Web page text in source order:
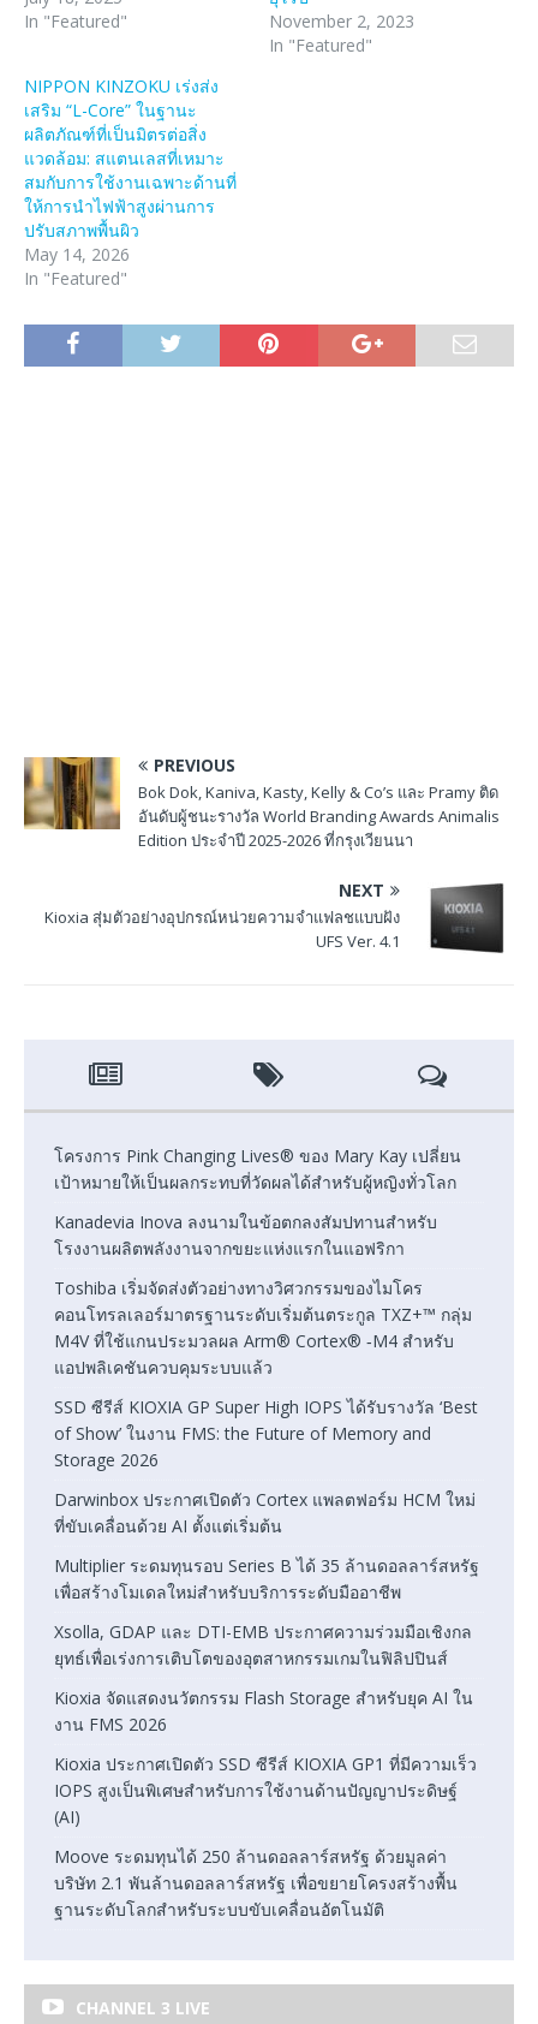
In "Featured"
November 2, 2023
In "Featured"
NIPPON KINZOKU เร่งส่ง
เสริม “L-Core” ในฐานะ
ผลิตภัณฑ์ที่เป็นมิตรต่อสิ่ง
แวดล้อม: สแตนเลสที่เหมาะ
สมกับการใช้งานเฉพาะด้านที่
ให้การนำไฟฟ้าสูงผ่านการ
ปรับสภาพพื้นผิว
May 14, 2026
In "Featured"
PREVIOUS
Bok Dok, Kaniva, Kasty, Kelly & Co’s และ Pramy ติด
อันดับผู้ชนะรางวัล World Branding Awards Animalis
Edition ประจำปี 2025-2026 ที่กรุงเวียนนา
NEXT
Kioxia สุ่มตัวอย่างอุปกรณ์หน่วยความจำแฟลชแบบฝัง
UFS Ver. 4.1
โครงการ Pink Changing Lives® ของ Mary Kay เปลี่ยน
เป้าหมายให้เป็นผลกระทบที่วัดผลได้สำหรับผู้หญิงทั่วโลก
Kanadevia Inova ลงนามในข้อตกลงสัมปทานสำหรับ
โรงงานผลิตพลังงานจากขยะแห่งแรกในแอฟริกา
Toshiba เริ่มจัดส่งตัวอย่างทางวิศวกรรมของไมโคร
คอนโทรลเลอร์มาตรฐานระดับเริ่มต้นตระกูล TXZ+™ กลุ่ม
M4V ที่ใช้แกนประมวลผล Arm® Cortex® ‑M4 สำหรับ
แอปพลิเคชันควบคุมระบบแล้ว
SSD ซีรีส์ KIOXIA GP Super High IOPS ได้รับรางวัล ‘Best
of Show’ ในงาน FMS: the Future of Memory and
Storage 2026
Darwinbox ประกาศเปิดตัว Cortex แพลตฟอร์ม HCM ใหม่
ที่ขับเคลื่อนด้วย AI ตั้งแต่เริ่มต้น
Multiplier ระดมทุนรอบ Series B ได้ 35 ล้านดอลลาร์สหรัฐ
เพื่อสร้างโมเดลใหม่สำหรับบริการระดับมืออาชีพ
Xsolla, GDAP และ DTI-EMB ประกาศความร่วมมือเชิงกล
ยุทธ์เพื่อเร่งการเติบโตของอุตสาหกรรมเกมในฟิลิปปินส์
Kioxia จัดแสดงนวัตกรรม Flash Storage สำหรับยุค AI ใน
งาน FMS 2026
Kioxia ประกาศเปิดตัว SSD ซีรีส์ KIOXIA GP1 ที่มีความเร็ว
IOPS สูงเป็นพิเศษสำหรับการใช้งานด้านปัญญาประดิษฐ์
(AI)
Moove ระดมทุนได้ 250 ล้านดอลลาร์สหรัฐ ด้วยมูลค่า
บริษัท 2.1 พันล้านดอลลาร์สหรัฐ เพื่อขยายโครงสร้างพื้น
ฐานระดับโลกสำหรับระบบขับเคลื่อนอัตโนมัติ
CHANNEL 3 LIVE